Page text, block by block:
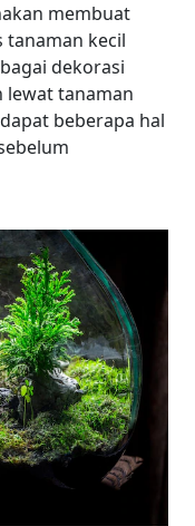
membuat
tanaman kecil
dekorasi
lewat tanaman
beberapa hal